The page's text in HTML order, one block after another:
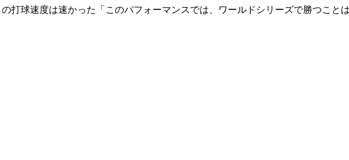
打球速度は速かった「このパフォーマンスでは、ワールドシリーズで勝つこと